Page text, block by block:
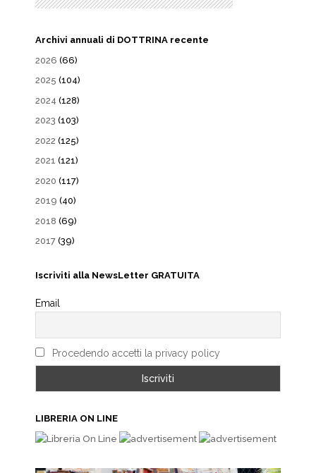
Archivi annuali di DOTTRINA recente
2026 (66)
2025 (104)
2024 (128)
2023 (103)
2022 (125)
2021 (121)
2020 (117)
2019 (40)
2018 (69)
2017 (39)
Iscriviti alla NewsLetter GRATUITA
Email
Procedendo accetti la privacy policy
LIBRERIA ON LINE